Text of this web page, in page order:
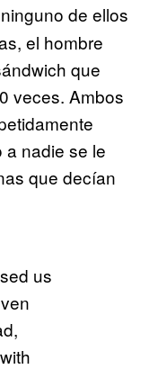
de ellos
el hombre
que
veces. Ambos
a nadie se le
que decían
us